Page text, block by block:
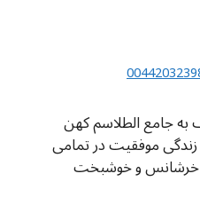
جامع الطلاسم کهن
موفقیت در تمامی
خرشانس و خوشبخت